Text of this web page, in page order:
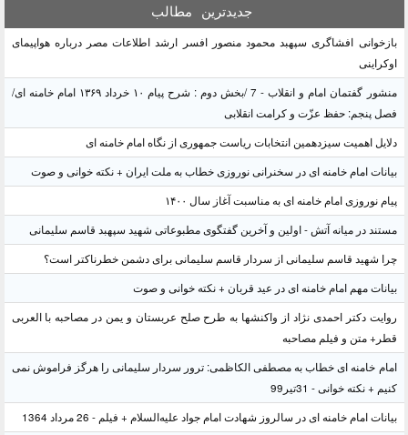
جدیدترین مطالب
بازخوانی افشاگری سپهبد محمود منصور افسر ارشد اطلاعات مصر درباره هواپیمای
اوکراینی
منشور گفتمان امام و انقلاب - 7 /بخش دوم : شرح پیام ۱۰ خرداد ۱۳۶۹ امام خامنه ای/
فصل پنجم: حفظ عزّت و کرامت انقلابی
دلایل اهمیت سیزدهمین انتخابات ریاست جمهوری از نگاه امام خامنه ای
بیانات امام خامنه ای در سخنرانی نوروزی خطاب به ملت ایران + نکته خوانی و صوت
پیام نوروزی امام خامنه ای به مناسبت آغاز سال ۱۴۰۰
مستند در میانه آتش - اولین و آخرین گفتگوی مطبوعاتی شهید سپهبد قاسم سلیمانی
چرا شهید قاسم سلیمانی از سردار قاسم سلیمانی برای دشمن خطرناکتر است؟
بیانات مهم امام خامنه ای در عید قربان + نکته خوانی و صوت
روایت دکتر احمدی نژاد از واکنشها به طرح صلح عربستان و یمن در مصاحبه با العربی
قطر+ متن و فیلم مصاحبه
امام خامنه ای خطاب به مصطفی الکاظمی: ترور سردار سلیمانی را هرگز فراموش نمی
کنیم + نکته خوانی - 31تیر99
بیانات امام خامنه ای در سالروز شهادت امام جواد علیه‌السلام + فیلم - 26 مرداد 1364